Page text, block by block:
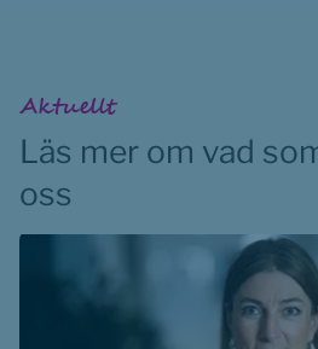
Aktuellt
Läs mer om vad
oss